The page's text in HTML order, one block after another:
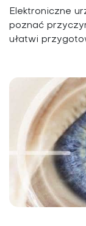
Elektroniczne
poznać
ułatwi